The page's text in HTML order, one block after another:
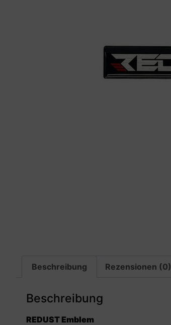
Beschreibung Rezensionen (0)
Beschreibung
REDUST Emblem